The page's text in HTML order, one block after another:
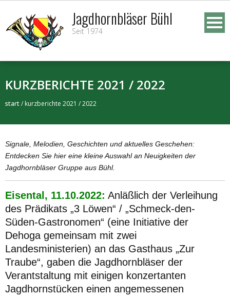
content
Jagdhornbläser Bühl
Seit 1974
KURZBERICHTE 2021 / 2022
start/ kurzberichte 2021 / 2022
Signale, Melodien, Geschichten und aktuelles Geschehen:
Entdecken Sie hier eine kleine Auswahl an Neuigkeiten der
Jagdhornbläser Gruppe aus Bühl.
Eisental, 11.10.2022: Anläßlich der Verleihung
des Prädikats „3 Löwen“ / „Schmeck-den-
Süden-Gastronomen“ (eine Initiative der
Dehoga gemeinsam mit zwei
Landesministerien) an das Gasthaus „Zur
Traube“, gaben die Jagdhornbläser der
Verantstaltung mit einigen konzertanten
Jagdhornstücken einen angemessenen